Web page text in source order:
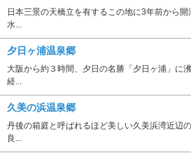
日本三景の天橋立を有するこの地に3年前から
水...
夕日ヶ浦温泉郷
大阪から約３時間、夕日の名勝「夕日ヶ浦」に
経...
久美の浜温泉郷
丹後の箱庭と呼ばれるほど美しい久美浜湾近辺
良...